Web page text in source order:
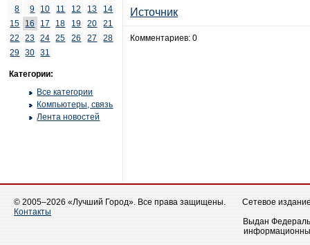
8
9 10 11 12 13
14
15
16 17 18 19 20
21
22
23 24 25 26 27
28
29
30 31
Категории:
Все категории
Компьютеры, связь
Лента новостей
Источник
Комментариев: 0
© 2005–2026 «Лучший Город». Все права защищены.
Контакты
Сетевое
Выдан